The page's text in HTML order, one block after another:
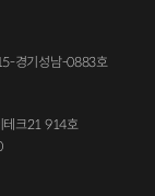
경기성남-0883호
테크21 914호